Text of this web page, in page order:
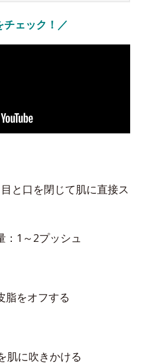
チェック！／
と口を閉じて肌に直接ス
：1～2プッシュ
脂をオフする
肌に吹きかける